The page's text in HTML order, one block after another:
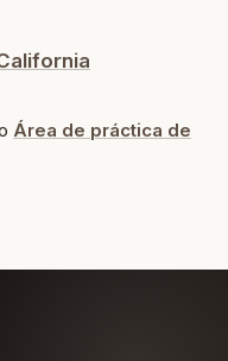
Área de práctica de